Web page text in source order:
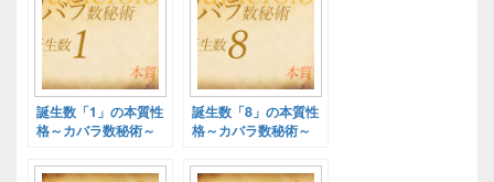
誕生数「1」の本質性
格～カバラ数秘術～
誕生数「8」の本質性
格～カバラ数秘術～